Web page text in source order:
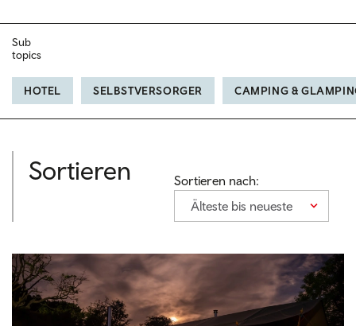
Sub
topics
HOTEL SELBSTVERSORGER CAMPING &
Sortieren
Sortieren nach:
Älteste bis neueste